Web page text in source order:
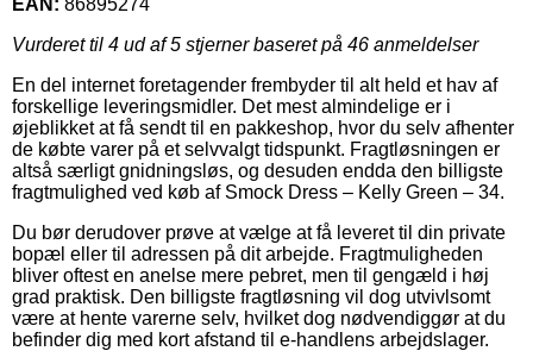
Vurderet til 4 ud af 5 stjerner baseret på 46 anmeldelser
En del internet foretagender frembyder til alt held et hav af
forskellige leveringsmidler. Det mest almindelige er i
øjeblikket at få sendt til en pakkeshop, hvor du selv afhenter
de købte varer på et selvvalgt tidspunkt. Fragtløsningen er
altså særligt gnidningsløs, og desuden endda den billigste
fragtmulighed ved køb af Smock Dress – Kelly Green – 34.
Du bør derudover prøve at vælge at få leveret til din private
bopæl eller til adressen på dit arbejde. Fragtmuligheden
bliver oftest en anelse mere pebret, men til gengæld i høj
grad praktisk. Den billigste fragtløsning vil dog utvivlsomt
være at hente varerne selv, hvilket dog nødvendiggør at du
befinder dig med kort afstand til e-handlens arbejdslager.